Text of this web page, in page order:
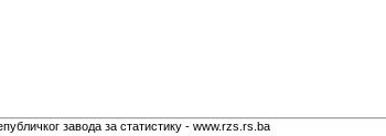
завода за статистику - www.rzs.rs.ba